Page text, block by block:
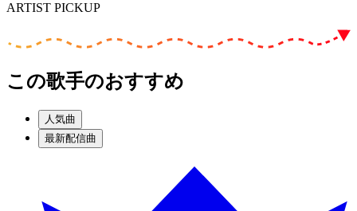
ARTIST PICKUP
この歌手のおすすめ
人気曲
最新配信曲